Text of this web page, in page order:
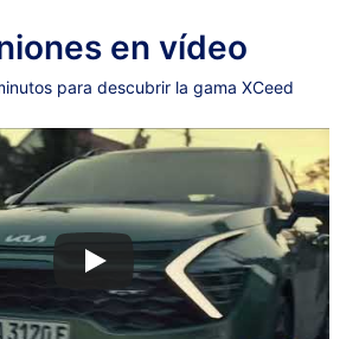
en vídeo
para descubrir la gama XCeed